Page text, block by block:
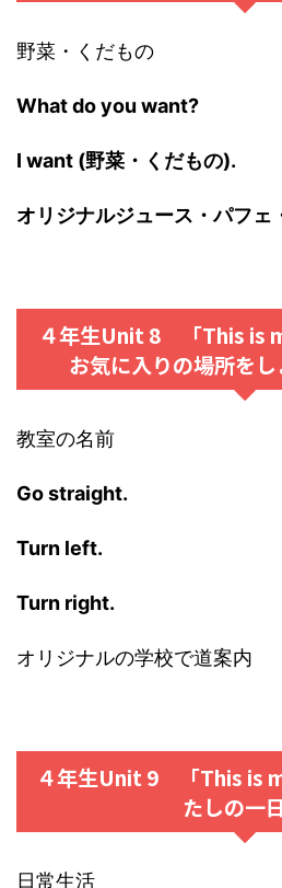
野菜・くだもの
What do you want?
I want (野菜・くだもの).
オリジナルジュース・パフェ
４年生Unit 8 「This is
お気に入りの場所をし
教室の名前
Go straight.
Turn left.
Turn right.
オリジナルの学校で道案内
４年生Unit 9 「This is
たしの一日
日常生活